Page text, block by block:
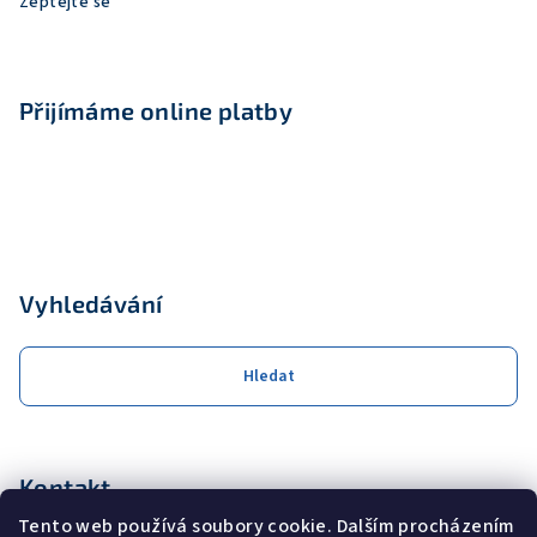
Tento web používá soubory cookie. Dalším procházením
Přijímáme online platby
Vyhledávání
Hledat
Kontakt